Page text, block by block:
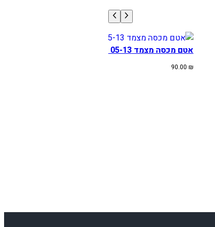
אטם מכסה מצמד KTM/HUSA SX-F/TE 05-13
90.00 ₪